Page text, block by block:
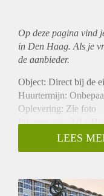
Op deze pagina vind
in Den Haag. Als je
de aanbieder.
Object: Direct bij de
Huurtermijn:
Oplevering: Zie foto
Inkomen eis: 3,0 x
Garantiestelling
Borg: 1 Maand
Huisdieren
LEES